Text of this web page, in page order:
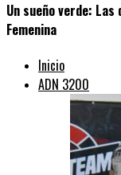
Un sueño verde:
Femenina
Inicio
ADN 3200